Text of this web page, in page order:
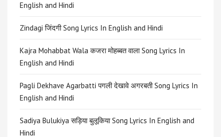
English and Hindi
Zindagi जिंदगी Song Lyrics In English and Hindi
Kajra Mohabbat Wala कजरा मोहब्बत वाला Song Lyrics In
English and Hindi
Pagli Dekhave Agarbatti पगली देखावे अगरबती Song Lyrics In
English and Hindi
Sadiya Bulukiya सड़िया बुलूकिया Song Lyrics In English and
Hindi